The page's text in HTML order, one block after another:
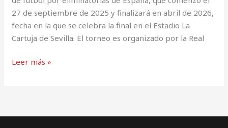
27 de septiembre de 2025 y finalizará en abril de 2026,
fecha en la que se celebra la final en el Estadio La
Cartuja de Sevilla. El torneo es organizado por la Real
Leer más »